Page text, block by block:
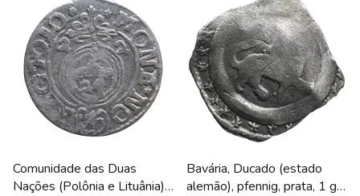
Comunidade das Duas
Nações (Polônia e Lituânia),
Bavária, Ducado (estado
alemão), pfennig, prata, 1 g,